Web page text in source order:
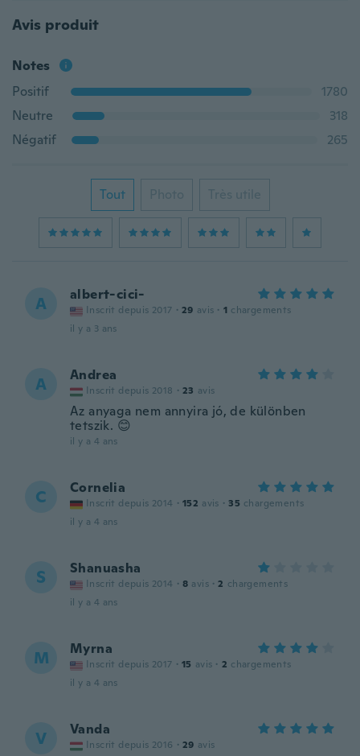
Avis produit
Notes
Positif
1780
Neutre
318
Négatif
265
Tout Photo Très utile
A albert-cici-
Inscrit depuis 2017 · 29 avis · 1 chargements
il y a 3 ans
A Andrea
Inscrit depuis 2018 · 23 avis
Az anyaga nem annyira jó, de különben
tetszik. 😊
il y a 4 ans
C Cornelia
Inscrit depuis 2014 · 152 avis · 35 chargements
il y a 4 ans
S Shanuasha
Inscrit depuis 2014 · 8 avis · 2 chargements
il y a 4 ans
M Myrna
Inscrit depuis 2017 · 15 avis · 2 chargements
il y a 4 ans
V Vanda
Inscrit depuis 2016 · 29 avis